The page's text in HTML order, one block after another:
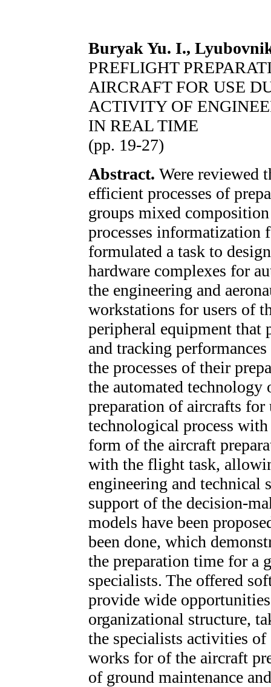
Buryak Yu. I.,
PREFLIGHT
AIRCRAFT FOR USE
ACTIVITY OF
IN REAL TIME
(pp. 19-27)
Abstract. Were reviewed
efficient processes of
groups mixed
processes informatization
formulated a task to
hardware complexes for
the engineering and
workstations for users of
peripheral equipment
and tracking
the processes of their
the automated
preparation of aircrafts
technological process
form of the aircraft
with the flight task,
engineering and
support of the decision-
models have been
been done, which
the preparation time for a
specialists. The offered
provide wide
organizational structure,
the specialists activities
works for of the aircraft
of ground maintenance